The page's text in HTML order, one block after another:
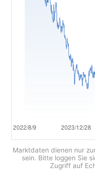
Français
Nederlands
Marktdaten dienen nur
sein. Bitte loggen Sie
Zugriff auf